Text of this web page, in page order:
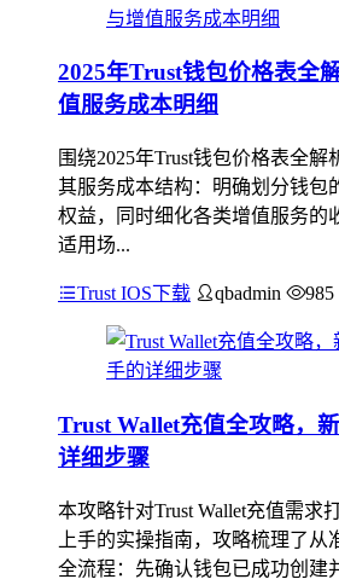
2025年Trust钱包价格表全
值服务成本明细
围绕2025年Trust钱包价格表全
其服务成本结构：明确划分钱包
权益，同时细化各类增值服务的
适用场...
Trust IOS下载 qbadmin 985
Trust Wallet充值全攻略，
详细步骤
本攻略针对Trust Wallet充值需求
上手的实操指南，攻略梳理了
全流程：先确认钱包已成功创建